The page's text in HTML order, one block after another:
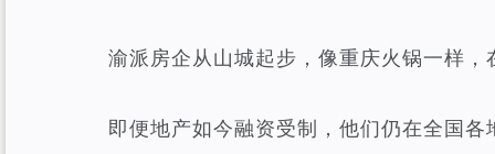
渝派房企从山城起步，像重庆火锅一样，
即便地产如今融资受制，他们仍在全国各